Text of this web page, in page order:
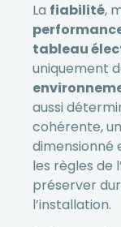
La fiabilité,
tableau
uniquement
aussi
cohérente, un
dimensionné
les règles
préserver
l’installation.